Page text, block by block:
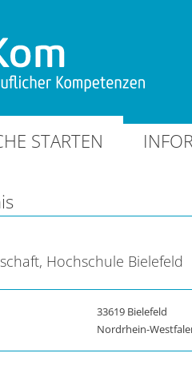
STARTEN
Hochschule Bielefeld
33619 Bielefeld
Nordrhein-